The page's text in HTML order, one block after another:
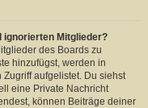
ignorierten Mitglieder?
des Boards zu
hinzufügst, werden in
aufgelistet. Du siehst
eine Private Nachricht
können Beiträge deiner